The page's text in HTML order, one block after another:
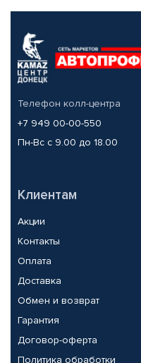
Телефон колл-центра
+7 949 00-00-550
Пн-Вс с 9.00 до 18.00
Клиентам
Акции
Контакты
Оплата
Доставка
Обмен и возврат
Гарантия
Договор-оферта
Политика обработки